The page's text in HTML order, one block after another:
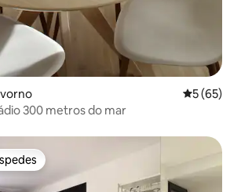
5 de uma
5 (65)
300 metros do mar